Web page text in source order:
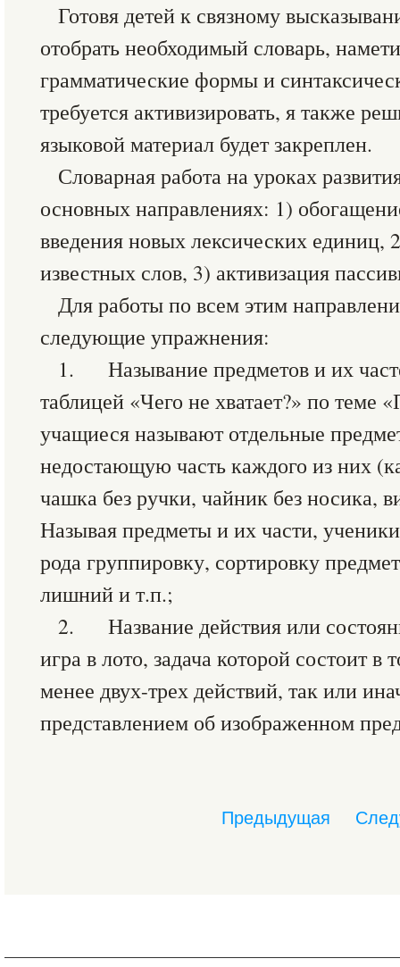
Готовя детей к связному
отобрать необходимый словарь,
грамматические формы и
требуется активизировать, я также
языковой материал будет закреплен.
Словарная работа на уроках
основных направлениях: 1)
введения новых лексических единиц,
известных слов, 3) активизация
Для работы по всем этим
следующие упражнения:
1. Называние предметов и их
таблицей «Чего не хватает?» по теме
учащиеся называют отдельные
недостающую часть каждого из них
чашка без ручки, чайник без носика,
Называя предметы и их части,
рода группировку, сортировку
лишний и т.п.;
2. Название действия или
игра в лото, задача которой состоит в
менее двух-трех действий, так или
представлением об изображенном
Предыдущая